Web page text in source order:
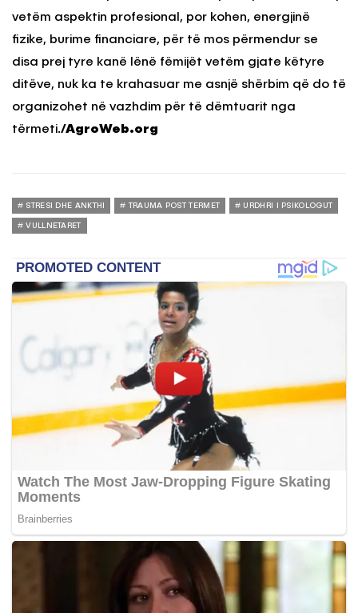
vetëm aspektin profesional, por kohen, energjinë
fizike, burime financiare, për të mos përmendur se
disa prej tyre kanë lënë fëmijët vetëm gjate këtyre
ditëve, nuk ka te krahasuar me asnjë shërbim që do të
organizohet në vazhdim për të dëmtuarit nga
tërmeti./AgroWeb.org
STRESI DHE ANKTHI TRAUMA POST TERMET URDHRI I PSIKOLOGUT
VULLNETARET